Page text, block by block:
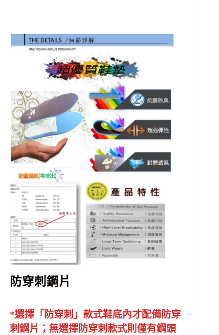
防穿刺鋼片
*選擇「防穿刺」款式鞋底內才配備防穿
刺鋼片；無選擇防穿刺款式則僅有鋼頭